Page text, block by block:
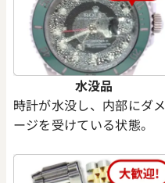
水没品
時計が水没し、内部にダメ
ージを受けている状態。